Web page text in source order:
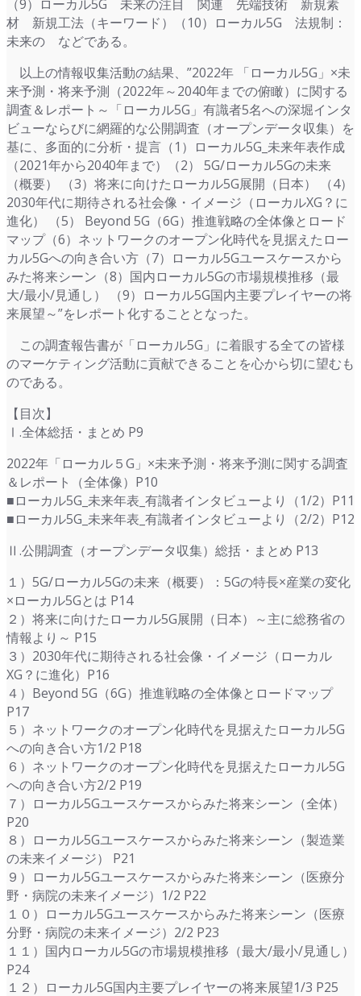
（9）ローカル5G 未来の注目 関連 先端技術 新規素
材 新規工法（キーワード）（10）ローカル5G 法規制：
未来の などである。
以上の情報収集活動の結果、”2022年 「ローカル5G」×未
来予測・将来予測（2022年～2040年までの俯瞰）に関する
調査＆レポート～「ローカル5G」有識者5名への深堀インタ
ビューならびに網羅的な公開調査（オープンデータ収集）を
基に、多面的に分析・提言（1）ローカル5G_未来年表作成
（2021年から2040年まで）（2） 5G/ローカル5Gの未来
（概要） （3）将来に向けたローカル5G展開（日本） （4）
2030年代に期待される社会像・イメージ（ローカルXG？に
進化） （5） Beyond 5G（6G）推進戦略の全体像とロード
マップ（6）ネットワークのオープン化時代を見据えたロー
カル5Gへの向き合い方（7）ローカル5Gユースケースから
みた将来シーン（8）国内ローカル5Gの市場規模推移（最
大/最小/見通し） （9）ローカル5G国内主要プレイヤーの将
来展望～”をレポート化することとなった。
この調査報告書が「ローカル5G」に着眼する全ての皆様
のマーケティング活動に貢献できることを心から切に望むも
のである。
【目次】
Ⅰ.全体総括・まとめ P9
2022年「ローカル５G」×未来予測・将来予測に関する調査
＆レポート（全体像）P10
■ローカル5G_未来年表_有識者インタビューより（1/2）P11
■ローカル5G_未来年表_有識者インタビューより（2/2）P12
Ⅱ.公開調査（オープンデータ収集）総括・まとめ P13
１）5G/ローカル5Gの未来（概要）：5Gの特長×産業の変化
×ローカル5Gとは P14
２）将来に向けたローカル5G展開（日本）～主に総務省の
情報より～ P15
３）2030年代に期待される社会像・イメージ（ローカル
XG？に進化）P16
４）Beyond 5G（6G）推進戦略の全体像とロードマップ
P17
５）ネットワークのオープン化時代を見据えたローカル5G
への向き合い方1/2 P18
６）ネットワークのオープン化時代を見据えたローカル5G
への向き合い方2/2 P19
７）ローカル5Gユースケースからみた将来シーン（全体）
P20
８）ローカル5Gユースケースからみた将来シーン（製造業
の未来イメージ） P21
９）ローカル5Gユースケースからみた将来シーン（医療分
野・病院の未来イメージ）1/2 P22
１０）ローカル5Gユースケースからみた将来シーン（医療
分野・病院の未来イメージ）2/2 P23
１１）国内ローカル5Gの市場規模推移（最大/最小/見通し）
P24
１２）ローカル5G国内主要プレイヤーの将来展望1/3 P25